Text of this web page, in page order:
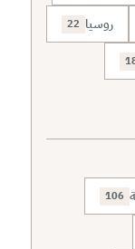
روسيا 22
106